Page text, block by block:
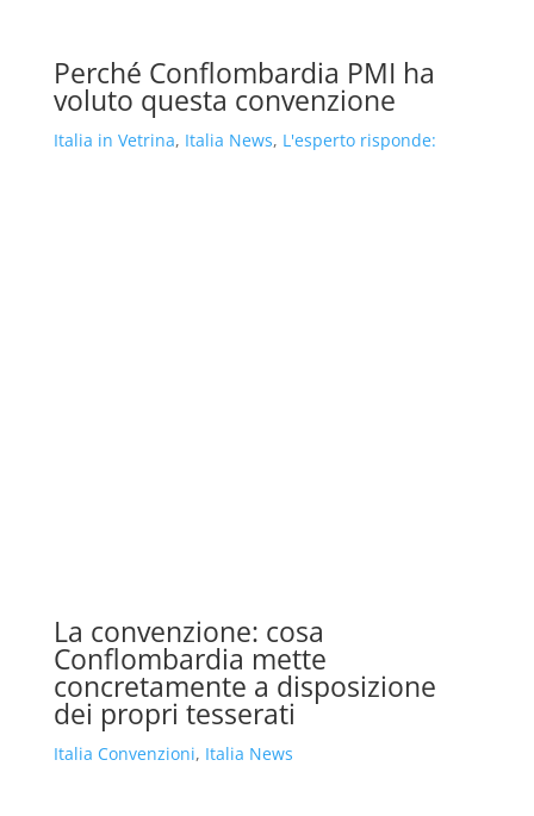
Perché Conflombardia PMI ha
voluto questa convenzione
Italia in Vetrina, Italia News, L'esperto risponde:
La convenzione: cosa
Conflombardia mette
concretamente a disposizione
dei propri tesserati
Italia Convenzioni, Italia News